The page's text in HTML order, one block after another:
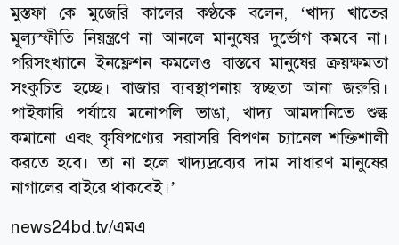
মুস্তফা কে মুজেরি কালের কণ্ঠকে বলেন, ‘খাদ্য খাতের
মূল্যস্ফীতি নিয়ন্ত্রণে না আনলে মানুষের দুর্ভোগ কমবে না।
পরিসংখ্যানে ইনফ্লেশন কমলেও বাস্তবে মানুষের ক্রয়ক্ষমতা
সংকুচিত হচ্ছে। বাজার ব্যবস্থাপনায় স্বচ্ছতা আনা জরুরি।
পাইকারি পর্যায়ে মনোপলি ভাঙা, খাদ্য আমদানিতে শুল্ক
কমানো এবং কৃষিপণ্যের সরাসরি বিপণন চ্যানেল শক্তিশালী
করতে হবে। তা না হলে খাদ্যদ্রব্যের দাম সাধারণ মানুষের
নাগালের বাইরে থাকবেই।’
news24bd.tv/এমএ